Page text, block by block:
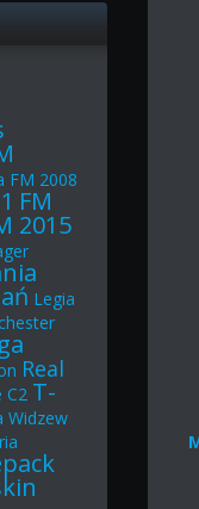
FM 2008
FM
2015
Legia
Real
C2 T-
Widzew